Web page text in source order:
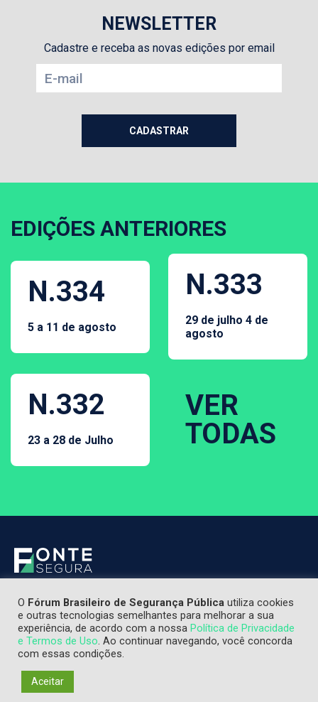
NEWSLETTER
Cadastre e receba as novas edições por email
EDIÇÕES ANTERIORES
N.334
5 a 11 de agosto
N.333
29 de julho 4 de
agosto
N.332
23 a 28 de Julho
VER
TODAS
Os textos publicados não refletem, necessariamente, a opinião
O Fórum Brasileiro de Segurança Pública utiliza cookies
e outras tecnologias semelhantes para melhorar a sua
experiência, de acordo com a nossa Política de Privacidade
e Termos de Uso. Ao continuar navegando, você concorda
com essas condições.
Aceitar